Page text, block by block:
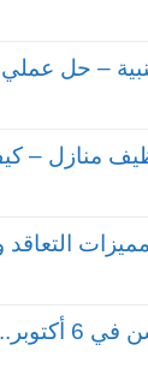
– حل عملي
منازل –
جليسة لكبار